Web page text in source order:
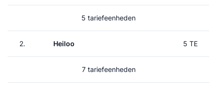
5 tariefeenheden
2. Heiloo 5 TE
7 tariefeenheden